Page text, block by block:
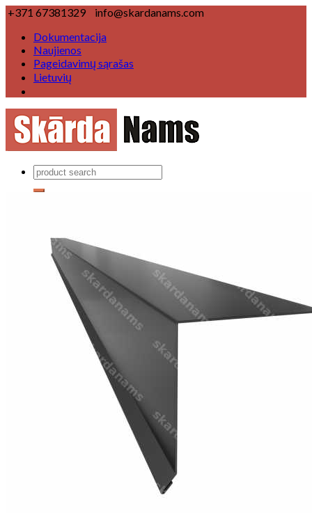
+371 67381329
info@skardanams.com
Dokumentacija
Naujienos
Pageidavimų sąrašas
Lietuvių
Lietaus nuvedimo sistema ▢
Stogų komponentai
Vėjalentė
Karnizas
Kraigo elementas
Roof hatch
Sąlaja
Kampai
Kamino kepurės
Stogo ventiliacijos
Valcinis profilis
Fasadų komponentai
Parapetai
Tvoros kepurės
Instrumentas
Skardos lakštai